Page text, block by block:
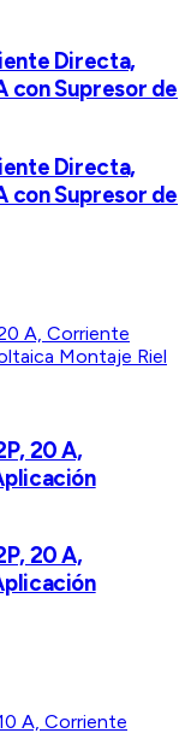
Directa,
con Supresor de
Directa,
con Supresor de
20 A,
20 A,